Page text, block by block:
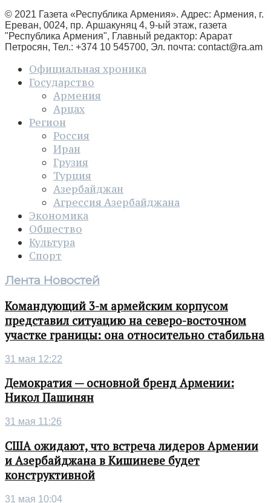
© 2021 Газета «Республика Армения». Адрес: Армения, г.
Ереван, 0024, пр. Аршакуняц 4, 9-ый этаж, газета
"Республика Армения", Главный редактор: Арарат
Петросян, Тел.: +374 10 545700, Эл. почта: contact@ra.am
Официальная хроника
Государство
Армения
Арцах
Регион
Россия
Иран
Грузия
Турция
Азербайджан
Агрессия Азербайджана
Экономика
Общество
Культура
Спорт
Лента Новостей
Командующий 3-м армейским корпусом
представил ситуацию на северо-восточном
участке границы: она относительно стабильна
31 мая 12:22
Демократия — основной бренд Армении:
Никол Пашинян
31 мая 11:26
США ожидают, что встреча лидеров Армении
и Азербайджана в Кишиневе будет
конструктивной
31 мая 10:04